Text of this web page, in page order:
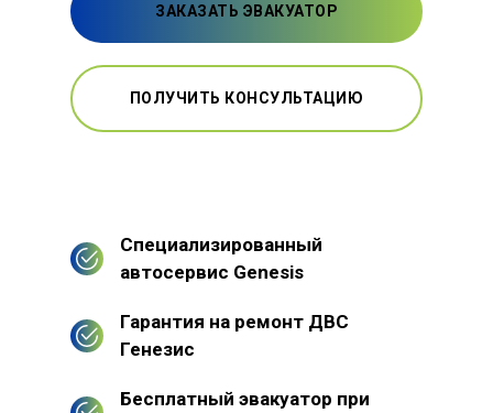
ЗАКАЗАТЬ ЭВАКУАТОР
ПОЛУЧИТЬ КОНСУЛЬТАЦИЮ
Специализированный
автосервис Genesis
Гарантия на ремонт ДВС
Генезис
Бесплатный эвакуатор при